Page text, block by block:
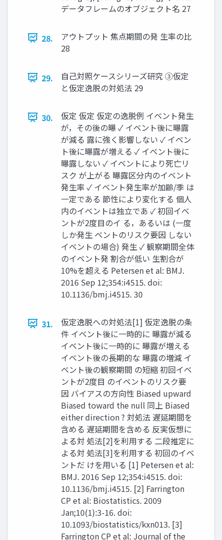
データフレームのオブジェクト名 27
28.
アウトプット 焦点期間の発 生率の比
28
29.
自己対照ケースシリーズ研究 ③仮定
と仮定逸脱の対処法 29
30.
仮定 仮定 仮定の逸脱例 イベント発生
が，その後の曝 ✓ イベント後に曝露
が減る 露に強く影響しない ✓ イベン
ト後に曝露が増える ✓ イベント後に
曝露しない ✓ イベントにより死亡リ
スク が上がる 曝露区分内のイベント
発生率 ✓ イベント発生率が加齢/季 は
一定である 節性により変化する 個人
内のイベントは独立であ ✓ 初回イベ
ントが2度目のイ る，あるいは (一度
しか発生 ベントのリスク要因 しない
イベントの場合) 発生 ✓ 観察期間全体
のイベント発 割合が低い 生割合が
10%を超える Petersen et al: BMJ.
2016 Sep 12;354:i4515. doi:
10.1136/bmj.i4515. 30
31.
仮定逸脱への対処法[1] 仮定逸脱の条
件 イベント後に一時的に 曝露が減る
イベント後に一時的に 曝露が増える
イベント後の長期的な 曝露の増減 イ
ベント後の観察期間 の短縮 初回イベ
ントが2度目 のイベントのリスク要
因 バイアスの方向性 Biased upward
Biased toward the null 同上 Biased
either direction ? 対処法 遅延期間を
含める 遅延期間を含める 反実仮想に
よる対 処法[2]を利用する 二段推定に
よる対 処法[3]を利用する 初回のイベ
ントだ けを用いる [1] Petersen et al:
BMJ. 2016 Sep 12;354:i4515. doi:
10.1136/bmj.i4515. [2] Farrington
CP et al: Biostatistics. 2009
Jan;10(1):3-16. doi:
10.1093/biostatistics/kxn013. [3]
Farrington CP et al: Journal of the